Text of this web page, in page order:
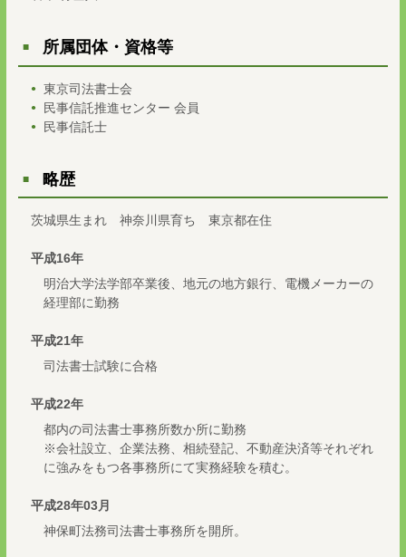
所属団体・資格等
東京司法書士会
民事信託推進センター 会員
民事信託士
略歴
茨城県生まれ 神奈川県育ち 東京都在住
平成16年
明治大学法学部卒業後、地元の地方銀行、電機メーカーの
経理部に勤務
平成21年
司法書士試験に合格
平成22年
都内の司法書士事務所数か所に勤務
※会社設立、企業法務、相続登記、不動産決済等それぞれ
に強みをもつ各事務所にて実務経験を積む。
平成28年03月
神保町法務司法書士事務所を開所。